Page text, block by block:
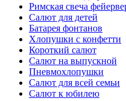
Римская свеча
Салют для детей
Батарея фонтанов
Хлопушки с конфетти
Короткий салют
Салют на выпускной
Пневмохлопушки
Салют для всей семьи
Салют к юбилею